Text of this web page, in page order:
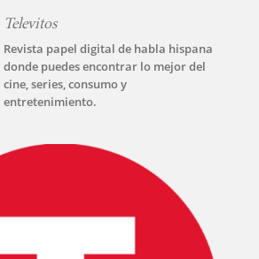
Televitos
Revista papel digital de habla hispana
donde puedes encontrar lo mejor del
cine, series, consumo y
entretenimiento.